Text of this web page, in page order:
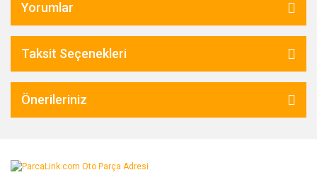
Yorumlar
Taksit Seçenekleri
Önerileriniz